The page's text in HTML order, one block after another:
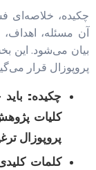
چکیده، خلاصه‌ای
آن مسئله،
بیان می‌شود. این
پروپوزال قرار
چکیده:
کلیات
پروپوزال
کلمات